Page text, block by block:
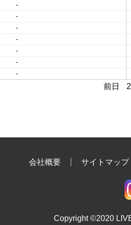
-
-
-
-
-
-
-
前日
会社概要 サイトマップ
Copyright ©2020